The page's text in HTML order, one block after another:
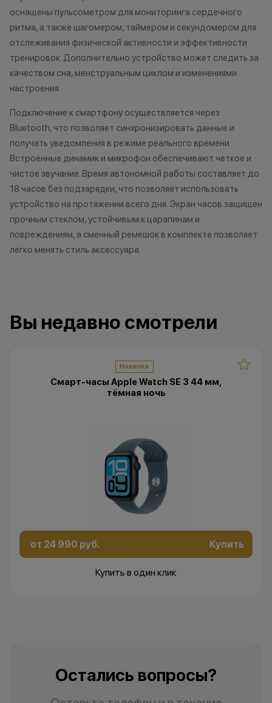
Напишите нам в
мессенджерах
оснащены пульсометром для мониторинга сердечного
ритма, а также шагомером, таймером и секундомером для
отслеживания физической активности и эффективности
тренировок. Дополнительно устройство может следить за
качеством сна, менструальным циклом и изменениями
настроения.
Подключение к смартфону осуществляется через
Bluetooth, что позволяет синхронизировать данные и
получать уведомления в режиме реального времени.
Встроенные динамик и микрофон обеспечивают четкое и
чистое звучание. Время автономной работы составляет до
18 часов без подзарядки, что позволяет использовать
устройство на протяжении всего дня. Экран часов защищен
прочным стеклом, устойчивым к царапинам и
повреждениям, а сменный ремешок в комплекте позволяет
легко менять стиль аксессуара.
Вы недавно смотрели
Новинка
Смарт-часы Apple Watch SE 3 44 мм,
тёмная ночь
от 24 990 руб. Купить
Купить в один клик
Остались вопросы?